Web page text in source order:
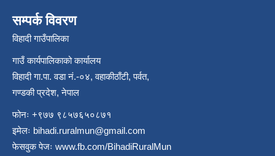
सम्पर्क विवरण
विहादी गाउँपालिका
गाउँ कार्यपालिकाको कार्यालय
विहादी गा.पा. वडा नं.-०४, वहाकीठाँटी, पर्वत,
गण्डकी प्रदेश, नेपाल
फोनः +९७७ ९८५७६५०८७१
इमेलः bihadi.ruralmun@gmail.com
फेसवुक पेजः www.fb.com/BihadiRuralMun